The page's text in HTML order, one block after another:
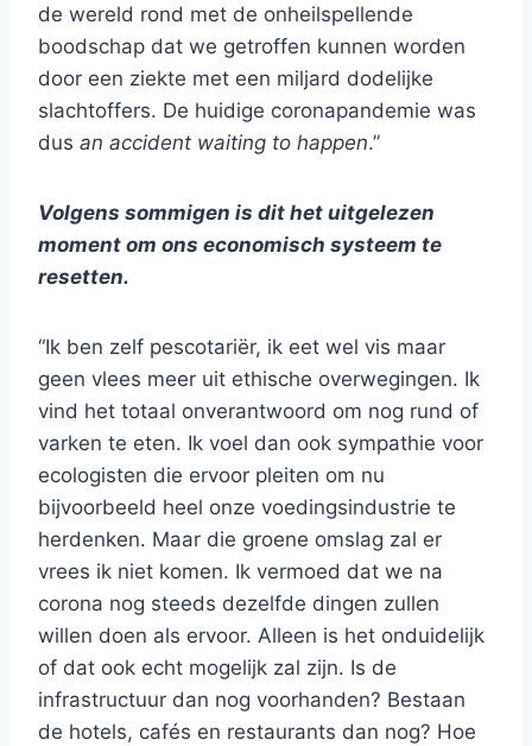
de wereld rond met de onheilspellende
boodschap dat we getroffen kunnen worden
door een ziekte met een miljard dodelijke
slachtoffers. De huidige coronapandemie was
dus an accident waiting to happen.”
Volgens sommigen is dit het uitgelezen
moment om ons economisch systeem te
resetten.
“Ik ben zelf pescotariër, ik eet wel vis maar
geen vlees meer uit ethische overwegingen. Ik
vind het totaal onverantwoord om nog rund of
varken te eten. Ik voel dan ook sympathie voor
ecologisten die ervoor pleiten om nu
bijvoorbeeld heel onze voedingsindustrie te
herdenken. Maar die groene omslag zal er
vrees ik niet komen. Ik vermoed dat we na
corona nog steeds dezelfde dingen zullen
willen doen als ervoor. Alleen is het onduidelijk
of dat ook echt mogelijk zal zijn. Is de
infrastructuur dan nog voorhanden? Bestaan
de hotels, cafés en restaurants dan nog? Hoe